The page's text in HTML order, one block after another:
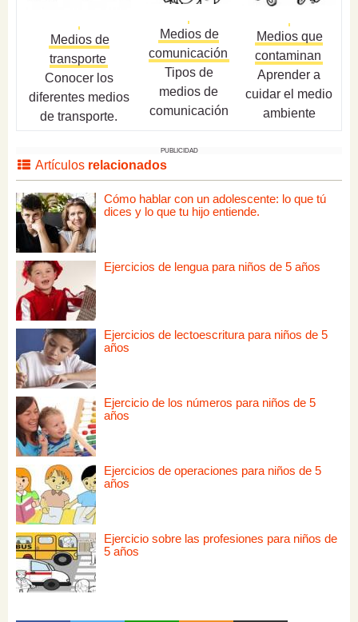
Medios de
transporte
Conocer los
diferentes medios
de transporte.
Medios de
comunicación
Tipos de
medios de
comunicación
Medios que
contaminan
Aprender a
cuidar el medio
ambiente
PUBLICIDAD
Artículos relacionados
Cómo hablar con un adolescente: lo que tú
dices y lo que tu hijo entiende.
Ejercicios de lengua para niños de 5 años
Ejercicios de lectoescritura para niños de 5
años
Ejercicio de los números para niños de 5
años
Ejercicios de operaciones para niños de 5
años
Ejercicio sobre las profesiones para niños de
5 años